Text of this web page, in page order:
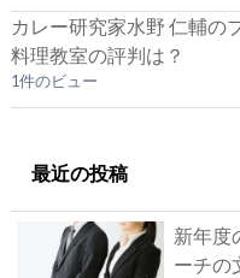
カレー研究家水野 仁輔の
料理教室の評判は？
1件のビュー
最近の投稿
新年度
ーチの